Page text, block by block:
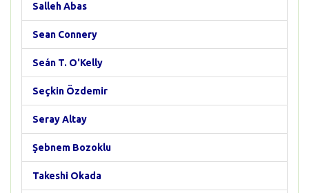
Salleh Abas
Sean Connery
Seán T. O'Kelly
Seçkin Özdemir
Seray Altay
Şebnem Bozoklu
Takeshi Okada